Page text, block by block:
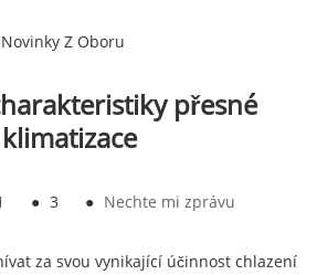
Novinky Z Oboru
přesné
klimatizace
● 3 ● Nechte mi zprávu
za svou vynikající účinnost chlazení